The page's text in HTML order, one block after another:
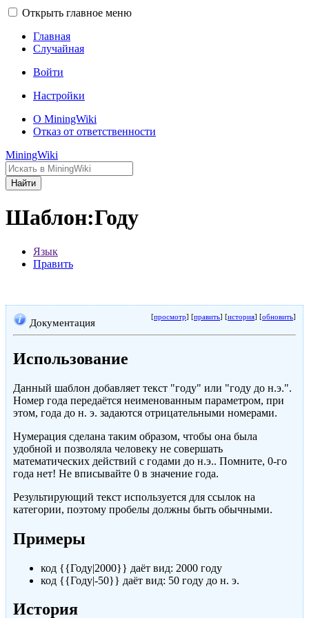
Открыть главное меню
Главная
Случайная
Войти
Настройки
О MiningWiki
Отказ от ответственности
MiningWiki
Найти
Шаблон:Году
Язык
Править
[просмотр] [править] [история] [обновить]
Документация
Использование
Данный шаблон добавляет текст "году" или "году до н.э.".
Номер года передаётся неименованным параметром, при
этом, года до н. э. задаются отрицательными номерами.
Нумерация сделана таким образом, чтобы она была
удобной и позволяла человеку не совершать
математических действий с годами до н.э.. Помните, 0-го
года нет! Не вписывайте 0 в значение года.
Результирующий текст используется для ссылок на
категории, поэтому пробелы должны быть обычными.
Примеры
код {{Году|2000}} даёт вид: 2000 году
код {{Году|-50}} даёт вид: 50 году до н. э.
История